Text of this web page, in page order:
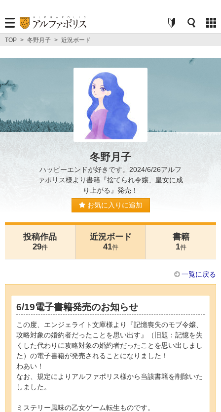
TOP > 冬野月子 > 近況ボード
冬野月子
ハッピーエンドが好きです。2024/6/26アルフ
ァポリス様より書籍『捨てられ令嬢、皇女に成
り上がる』発売！
お気に入りに追加
投稿作品
29件
近況ボード
41件
書籍
1件
一覧に戻る
6/19電子書籍発売のお知らせ
この度、エンジェライト文庫様より『記憶喪失のモブ令嬢、
攻略対象の婚約者だったことを思い出す』（旧題：記憶を失
くした代わりに攻略対象の婚約者だったことを思い出しまし
た）の電子書籍が発売されることになりました！
わあい！
なお、規定によりアルファポリス様から当該書籍を削除いた
しました。
ミステリー風味の乙女ゲーム転生ものです。